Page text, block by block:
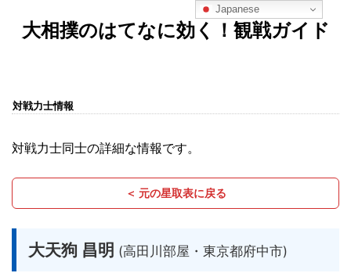
大相撲のはてなに効く！観戦ガイド
対戦力士情報
対戦力士同士の詳細な情報です。
＜ 元の星取表に戻る
大天狗 昌明 (高田川部屋・東京都府中市)
Japanese